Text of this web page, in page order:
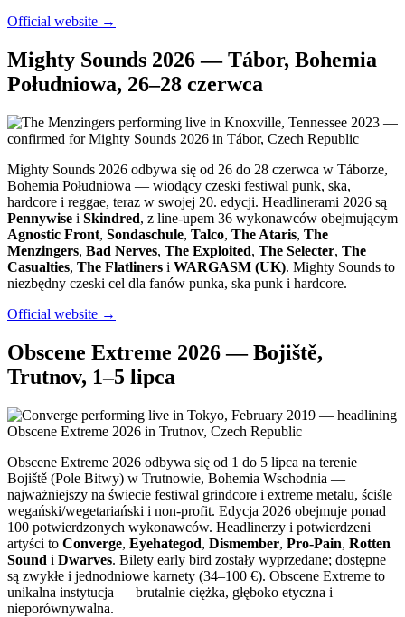
Official website →
Mighty Sounds 2026 — Tábor, Bohemia
Południowa, 26–28 czerwca
Mighty Sounds 2026 odbywa się od 26 do 28 czerwca w Táborze,
Bohemia Południowa — wiodący czeski festiwal punk, ska,
hardcore i reggae, teraz w swojej 20. edycji. Headlinerami 2026 są
Pennywise i Skindred, z line-upem 36 wykonawców obejmującym
Agnostic Front, Sondaschule, Talco, The Ataris, The
Menzingers, Bad Nerves, The Exploited, The Selecter, The
Casualties, The Flatliners i WARGASM (UK). Mighty Sounds to
niezbędny czeski cel dla fanów punka, ska punk i hardcore.
Official website →
Obscene Extreme 2026 — Bojiště,
Trutnov, 1–5 lipca
Obscene Extreme 2026 odbywa się od 1 do 5 lipca na terenie
Bojiště (Pole Bitwy) w Trutnowie, Bohemia Wschodnia —
najważniejszy na świecie festiwal grindcore i extreme metalu, ściśle
wegański/wegetariański i non-profit. Edycja 2026 obejmuje ponad
100 potwierdzonych wykonawców. Headlinerzy i potwierdzeni
artyści to Converge, Eyehategod, Dismember, Pro-Pain, Rotten
Sound i Dwarves. Bilety early bird zostały wyprzedane; dostępne
są zwykłe i jednodniowe karnety (34–100 €). Obscene Extreme to
unikalna instytucja — brutalnie ciężka, głęboko etyczna i
nieporównywalna.